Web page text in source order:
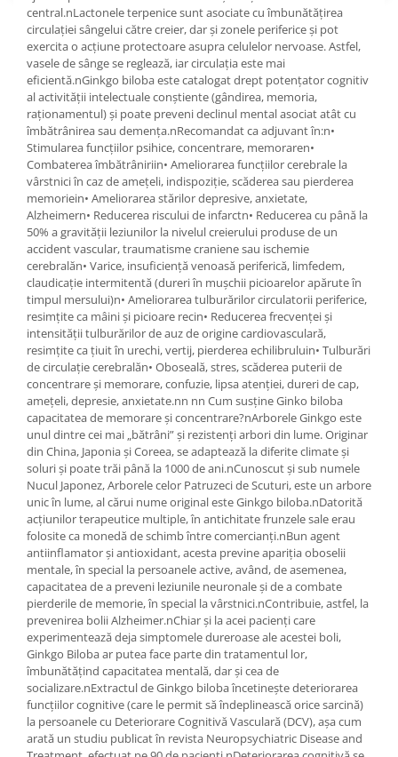
central.nLactonele terpenice sunt asociate cu îmbunătățirea
circulației sângelui către creier, dar și zonele periferice și pot
exercita o acțiune protectoare asupra celulelor nervoase. Astfel,
vasele de sânge se reglează, iar circulația este mai
eficientă.nGinkgo biloba este catalogat drept potențator cognitiv
al activității intelectuale conștiente (gândirea, memoria,
raționamentul) și poate preveni declinul mental asociat atât cu
îmbătrânirea sau demența.nRecomandat ca adjuvant în:n•
Stimularea funcțiilor psihice, concentrare, memoraren•
Combaterea îmbătrâniriin• Ameliorarea funcțiilor cerebrale la
vârstnici în caz de amețeli, indispoziție, scăderea sau pierderea
memoriein• Ameliorarea stărilor depresive, anxietate,
Alzheimern• Reducerea riscului de infarctn• Reducerea cu până la
50% a gravității leziunilor la nivelul creierului produse de un
accident vascular, traumatisme craniene sau ischemie
cerebralăn• Varice, insuficiență venoasă periferică, limfedem,
claudicație intermitentă (dureri în mușchii picioarelor apărute în
timpul mersului)n• Ameliorarea tulburărilor circulatorii periferice,
resimțite ca mâini și picioare recin• Reducerea frecvenței și
intensității tulburărilor de auz de origine cardiovasculară,
resimțite ca țiuit în urechi, vertij, pierderea echilibruluin• Tulburări
de circulație cerebralăn• Oboseală, stres, scăderea puterii de
concentrare și memorare, confuzie, lipsa atenției, dureri de cap,
amețeli, depresie, anxietate.nn nn Cum susține Ginko biloba
capacitatea de memorare și concentrare?nArborele Ginkgo este
unul dintre cei mai „bătrâni” și rezistenți arbori din lume. Originar
din China, Japonia și Coreea, se adaptează la diferite climate și
soluri și poate trăi până la 1000 de ani.nCunoscut și sub numele
Nucul Japonez, Arborele celor Patruzeci de Scuturi, este un arbore
unic în lume, al cărui nume original este Ginkgo biloba.nDatorită
acțiunilor terapeutice multiple, în ​​antichitate frunzele sale erau
folosite ca monedă de schimb între comercianți.nBun agent
antiinflamator și antioxidant, acesta previne apariția oboselii
mentale, în special la persoanele active, având, de asemenea,
capacitatea de a preveni leziunile neuronale și de a combate
pierderile de memorie, în special la vârstnici.nContribuie, astfel, la
prevenirea bolii Alzheimer.nChiar și la acei pacienți care
experimentează deja simptomele dureroase ale acestei boli,
Ginkgo Biloba ar putea face parte din tratamentul lor,
îmbunătățind capacitatea mentală, dar și cea de
socializare.nExtractul de Ginkgo biloba încetinește deteriorarea
funcțiilor cognitive (care le permit să îndeplinească orice sarcină)
la persoanele cu Deteriorare Cognitivă Vasculară (DCV), așa cum
arată un studiu publicat în revista Neuropsychiatric Disease and